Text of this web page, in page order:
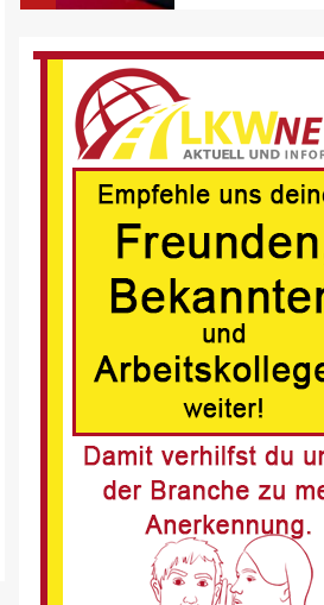
BRANCHEN-NEWS (DE)
Deutschen
BRANCHEN-NEWS (DE)
MAN Engines
nächste
bewährten
E32
BLAULICHT DE
Fussgänger
Buer
BLAULICHT DE
Offenburg, A5
Unfälle legen
Berufsverkehr